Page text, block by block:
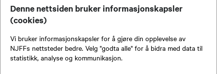
Denne nettsiden bruker informasjonskapsler
(cookies)
Vi bruker informasjonskapsler for å gjøre din opplevelse av
NJFFs nettsteder bedre. Velg "godta alle" for å bidra med data til
statistikk, analyse og kommunikasjon.
EKSTERNE LENKER
Mine båter
Inatur
NJFF-butikken